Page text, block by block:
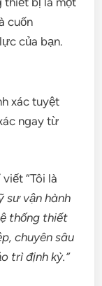
cuốn
của bạn.
xác tuyệt
ngay từ
“Tôi là
sư vận hành
thống thiết
chuyên sâu
trì định kỳ.”